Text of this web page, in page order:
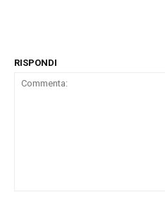
RISPONDI